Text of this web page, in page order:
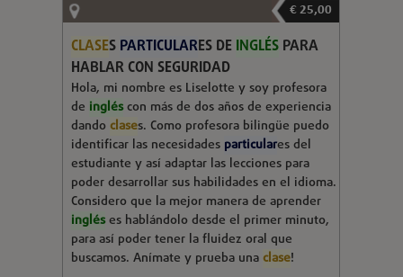
€ 25,00
CLASES PARTICULARES DE INGLÉSPARA
HABLAR CON SEGURIDAD
Hola, mi nombre es Liselotte y soy profesora
de ingléscon más de dos años de experiencia
dandoclases. Como profesora bilingüe puedo
identificar las necesidades particulares del
estudiante y así adaptar las lecciones para
poder desarrollar sus habilidades en el idioma.
Considero que la mejor manera de aprender
ingléses hablándolo desde el primer minuto,
para así poder tener la fluidez oral que
buscamos. Anímate y prueba unaclase!